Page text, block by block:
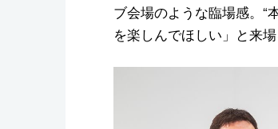
ブ会場のような臨場感。“
を楽しんでほしい」と来場